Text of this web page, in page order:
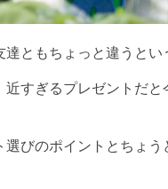
ともちょっと違うとい
すぎるプレゼントだ
選びのポイントとちょう